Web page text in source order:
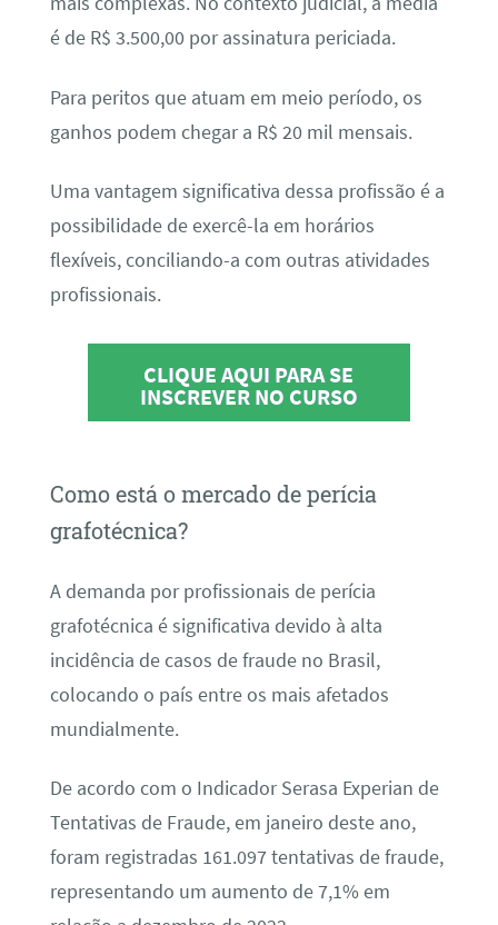
é de R$ 3.500,00 por assinatura periciada.
Para peritos que atuam em meio período, os
ganhos podem chegar a R$ 20 mil mensais.
Uma vantagem significativa dessa profissão é a
possibilidade de exercê-la em horários
flexíveis, conciliando-a com outras atividades
profissionais.
CLIQUE AQUI PARA SE
INSCREVER NO CURSO
Como está o mercado de perícia
grafotécnica?
A demanda por profissionais de perícia
grafotécnica é significativa devido à alta
incidência de casos de fraude no Brasil,
colocando o país entre os mais afetados
mundialmente.
De acordo com o Indicador Serasa Experian de
Tentativas de Fraude, em janeiro deste ano,
foram registradas 161.097 tentativas de fraude,
representando um aumento de 7,1% em